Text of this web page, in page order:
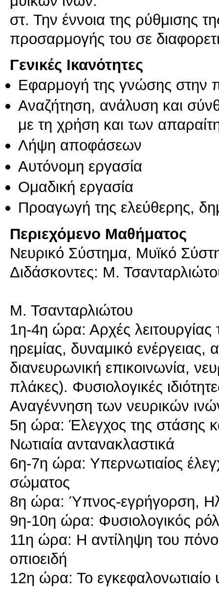
στ. Την έννοια της ρύθμισης
προσαρμογής του σε
Γενικές Ικανότητες
Εφαρμογή της γνώσης στην
Αναζήτηση, ανάλυση και
με τη χρήση και των
Λήψη αποφάσεων
Αυτόνομη εργασία
Ομαδική εργασία
Προαγωγή της ελεύθερης,
Περιεχόμενο Μαθήματος
Νευρικό Σύστημα, Μυϊκό
Διδάσκοντες: Μ.
Μ. Τσανταρλιώτου
1η-4η ώρα: Αρχές
ηρεμίας, δυναμικό
διανευρωνική επικοινωνία,
πλάκες). Φυσιολογικές
Αναγέννηση των νευρικών
5η ώρα: Έλεγχος της στάσης
Νωτιαία αντανακλαστικά
6η-7η ώρα: Υπερνωτιαίος
σώματος
8η ώρα: Ύπνος-εγρήγορση,
9η-10η ώρα: Φυσιολογικός
11η ώρα: Η αντίληψη του
οπιοειδή
12η ώρα: Το εγκεφαλονωτιαίο